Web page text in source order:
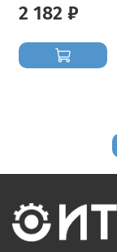
2 182 ₽